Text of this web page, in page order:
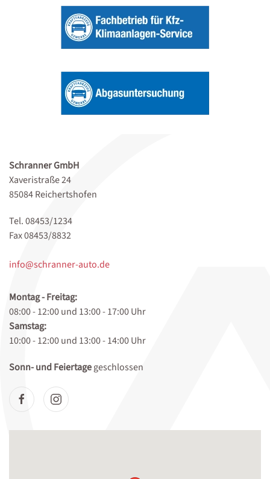
Schranner GmbH
Xaveristraße 24
85084 Reichertshofen
Tel. 08453/1234
Fax 08453/8832
info@schranner-auto.de
Montag - Freitag:
08:00 - 12:00 und 13:00 - 17:00 Uhr
Samstag:
10:00 - 12:00 und 13:00 - 14:00 Uhr
Sonn- und Feiertagegeschlossen